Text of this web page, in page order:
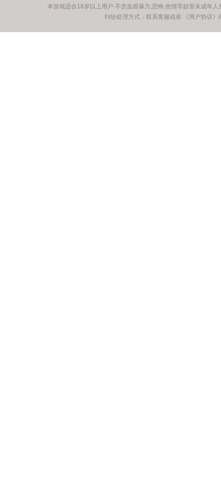
本游戏适合18岁以上用户 不含血腥暴力,恐怖,色情等妨害未成年人
纠纷处理方式：联系客服或依
《用户协议》